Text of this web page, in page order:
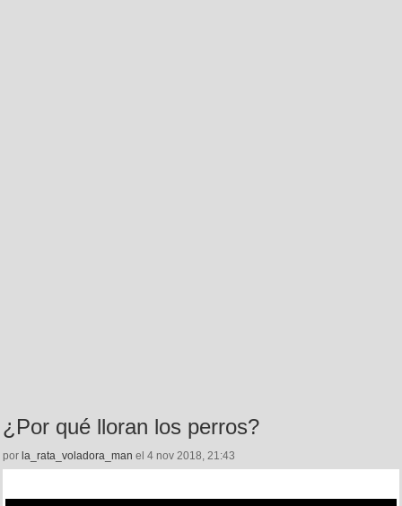
¿Por qué lloran los perros?
por la_rata_voladora_man el 4 nov 2018, 21:43